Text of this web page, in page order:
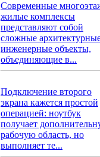
Современные
жилые комплексы
представляют собой
сложные
инженерные объекты,
объединяющие в...
Подключение второго
экрана кажется простой
операцией: ноутбук
получает
рабочую область, но
выполняет те...